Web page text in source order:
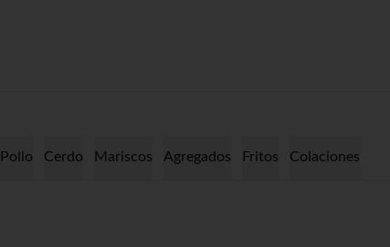
Pollo Cerdo Mariscos Agregados Fritos Colaciones